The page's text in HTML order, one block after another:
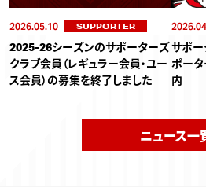
2026.05.10 SUPPORTER
2025-26シーズンのサポーターズ
クラブ会員（レギュラー会員・ユー
ス会員）の募集を終了しました
サポー
ポータ
内
ニュース一